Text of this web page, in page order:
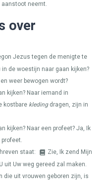
aanstoot neemt.
over
Jezus tegen de menigte te
de woestijn naar gaan kijken?
weer bewogen wordt?
kijken? Naar iemand in
kostbare kledingdragen, zijn in
kijken? Naar een profeet? Ja, Ik
staat:
Zie, Ik zend Mijn
uit Uw weg gereed zal maken.
die uit vrouwen geboren zijn, is